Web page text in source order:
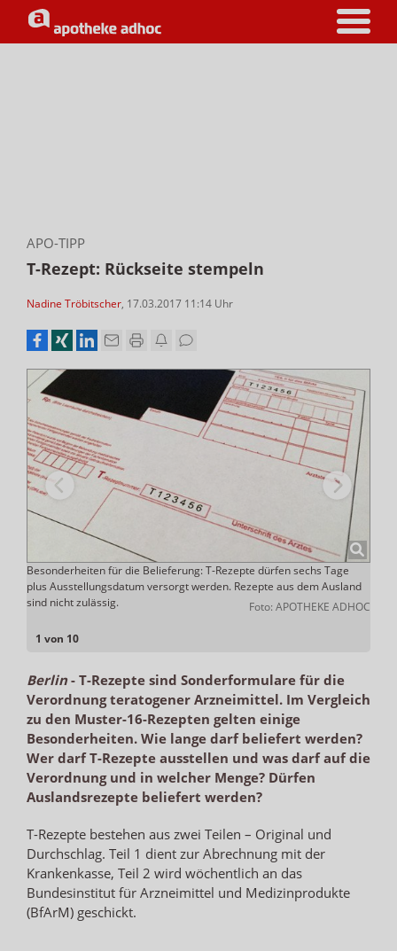
APO-TIPP
T-Rezept: Rückseite stempeln
Nadine Tröbitscher, 17.03.2017 11:14 Uhr
1 von 10
Besonderheiten für die Belieferung: T-Rezepte dürfen sechs Tage
plus Ausstellungsdatum versorgt werden. Rezepte aus dem Ausland
sind nicht zulässig.
Foto: APOTHEKE ADHOC
Berlin- T-Rezepte sind Sonderformulare für die
Verordnung teratogener Arzneimittel. Im Vergleich
zu den Muster-16-Rezepten gelten einige
Besonderheiten. Wie lange darf beliefert werden?
Wer darf T-Rezepte ausstellen und was darf auf die
Verordnung und in welcher Menge? Dürfen
Auslandsrezepte beliefert werden?
T-Rezepte bestehen aus zwei Teilen – Original und
Durchschlag. Teil 1 dient zur Abrechnung mit der
Krankenkasse, Teil 2 wird wöchentlich an das
Bundesinstitut für Arzneimittel und Medizinprodukte
(BfArM) geschickt.